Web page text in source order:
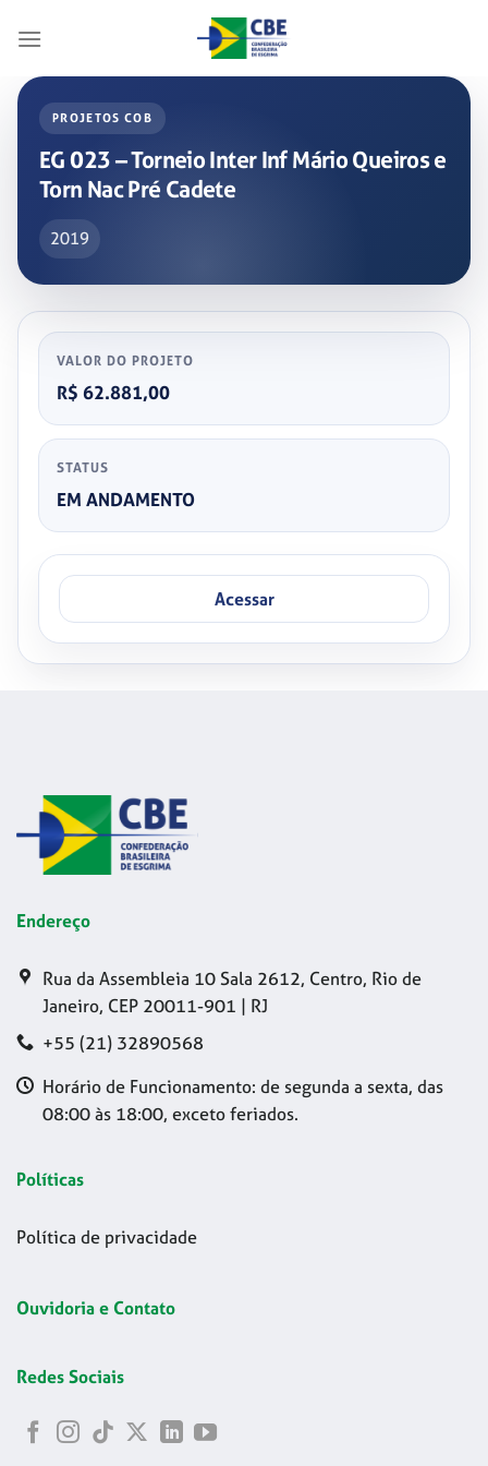
PROJETOS COB
EG 023 – Torneio Inter Inf Mário Queiros e
Torn Nac Pré Cadete
2019
VALOR DO PROJETO
R$ 62.881,00
STATUS
EM ANDAMENTO
Acessar
Endereço
Rua da Assembleia 10 Sala 2612, Centro, Rio de
Janeiro, CEP 20011-901 | RJ
+55 (21) 32890568
Horário de Funcionamento: de segunda a sexta, das
08:00 às 18:00, exceto feriados.
Políticas
Política de privacidade
Ouvidoria e Contato
Redes Sociais